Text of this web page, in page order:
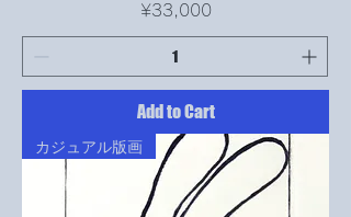
Price
¥33,000
Add to Cart
カジュアル版画